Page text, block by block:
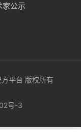
家公示
平台 版权所有
号-3